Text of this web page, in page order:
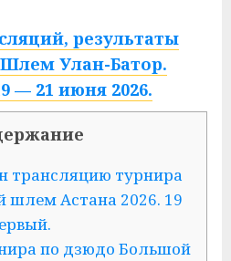
результаты
Улан-Батор.
— 21 июня 2026.
трансляцию турнира
Астана 2026. 19
по дзюдо Большой